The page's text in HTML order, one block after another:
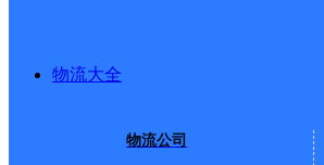
物流大全
物流公司